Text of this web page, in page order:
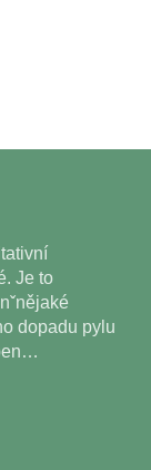
Je to
dopadu pylu